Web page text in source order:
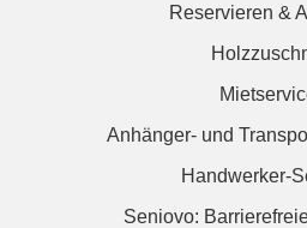
Reservieren &
Anhänger- und
Handwerker-
Seniovo: